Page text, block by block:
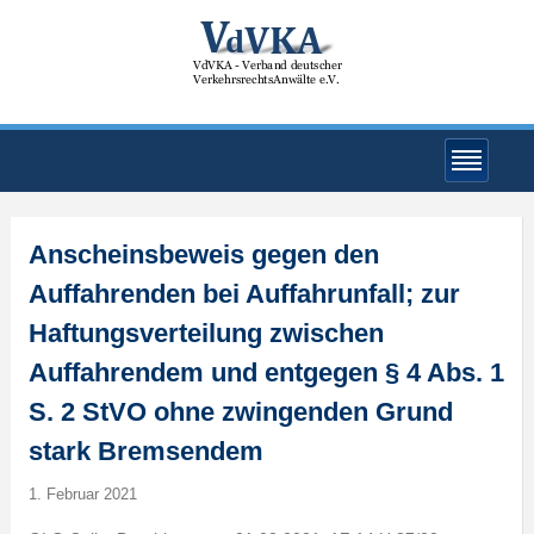
Anscheinsbeweis gegen den
Auffahrenden bei Auffahrunfall; zur
Haftungsverteilung zwischen
Auffahrendem und entgegen § 4 Abs. 1
S. 2 StVO ohne zwingenden Grund
stark Bremsendem
1. Februar 2021